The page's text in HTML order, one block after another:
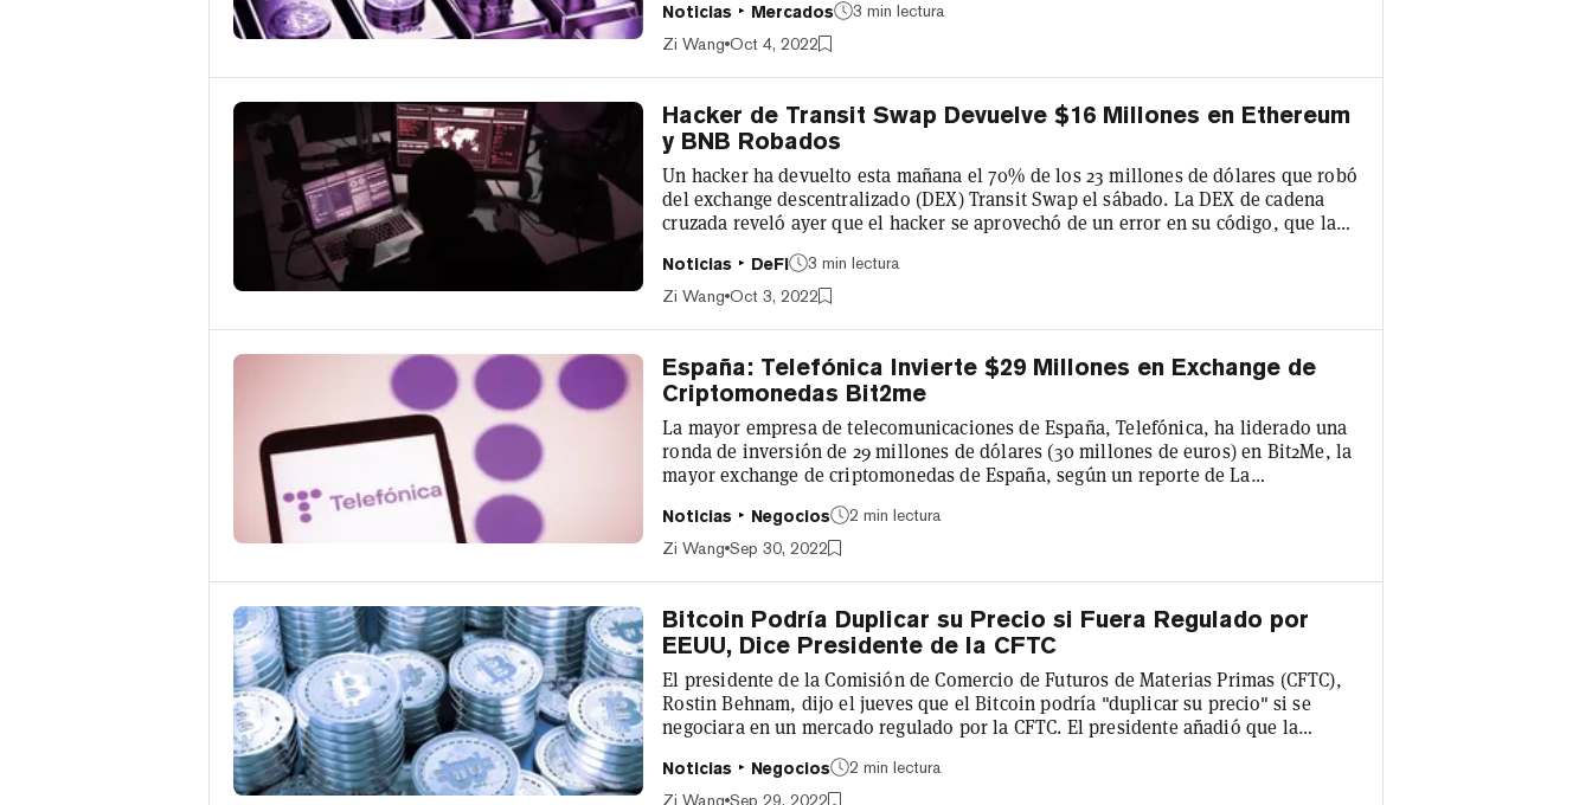
cobertura contra la inflación, al igual que el metal amarillo, parece que los
inversores no están de acuerdo. En los últimos meses, a medida que la inflación
Noticias Mercados
3 min lectura
Zi Wang Oct 4, 2022
Hacker de Transit Swap Devuelve $16 Millones en Ethereum
y BNB Robados
Un hacker ha devuelto esta mañana el 70% de los 23 millones de dólares que robó
del exchange descentralizado (DEX) Transit Swap el sábado. La DEX de cadena
cruzada reveló ayer que el hacker se aprovechó de un error en su código, que la
parte del equipo de Transit Finance, se confirmó que el incidente fue causado por
un ataque de hackers debido a un error en el código. Lo sentimos
Noticias DeFi
3 min lectura
Zi Wang Oct 3, 2022
España: Telefónica Invierte $29 Millones en Exchange de
Criptomonedas Bit2me
La mayor empresa de telecomunicaciones de España, Telefónica, ha liderado una
ronda de inversión de 29 millones de dólares (30 millones de euros) en Bit2Me, la
mayor exchange de criptomonedas de España, según un reporte de La
en su mercado online, con Bit2Me liderando el desarrollo de la tecnología. Los
pagos se limitarán a compras de productos hasta 500 dólares. La compañía dijo
Noticias Negocios
2 min lectura
Zi Wang Sep 30, 2022
Bitcoin Podría Duplicar su Precio si Fuera Regulado por
EEUU, Dice Presidente de la CFTC
El presidente de la Comisión de Comercio de Futuros de Materias Primas (CFTC),
Rostin Behnam, dijo el jueves que el Bitcoin podría "duplicar su precio" si se
negociara en un mercado regulado por la CFTC. El presidente añadió que la
institucionales que sólo se producirá si hay una estructura reguladora." Los
comentarios llegan en un momento en el que la industria de las criptomonedas se
Noticias Negocios
2 min lectura
Zi Wang Sep 29, 2022